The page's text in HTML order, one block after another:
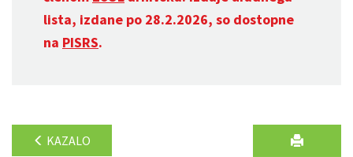
lista, izdane po 28.2.2026, so dostopne
na PISRS.
KAZALO